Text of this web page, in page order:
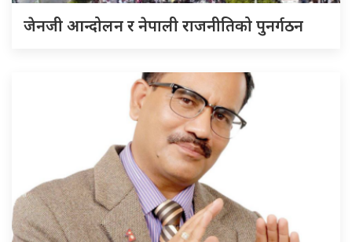
जेनजी आन्दोलन र नेपाली राजनीतिको पुनर्गठन